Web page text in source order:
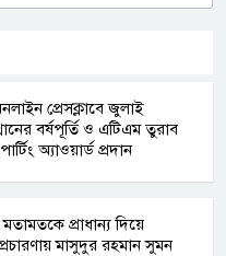
প্রেসক্লাবে জুলাই
বর্ষপূর্তি ও এটিএম তুরাব
অ্যাওয়ার্ড প্রদান
প্রাধান্য দিয়ে
প্রচারণায় মাসুদুর রহমান সুমন